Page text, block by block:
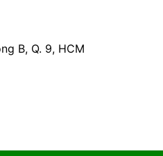
B, Q. 9, HCM